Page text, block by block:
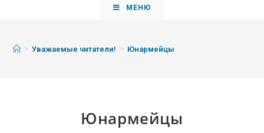
МЕНЮ
> Уважаемые читатели! > Юнармейцы
Юнармейцы